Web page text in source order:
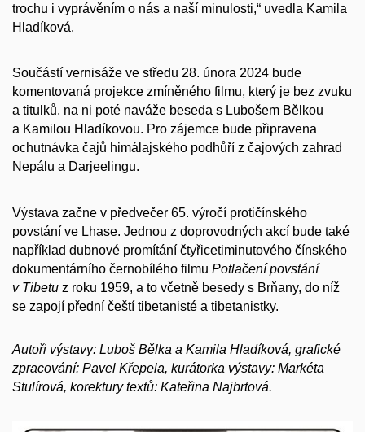
trochu i vyprávěním o nás a naší minulosti,“ uvedla Kamila
Hladíková.
Součástí vernisáže ve středu 28. února 2024 bude
komentovaná projekce zmíněného filmu, který je bez zvuku
a titulků, na ni poté naváže beseda s Lubošem Bělkou
a Kamilou Hladíkovou. Pro zájemce bude připravena
ochutnávka čajů himálajského podhůří z čajových zahrad
Nepálu a Darjeelingu.
Výstava začne v předvečer 65. výročí protičínského
povstání ve Lhase. Jednou z doprovodných akcí bude také
například dubnové promítání čtyřicetiminutového čínského
dokumentárního černobílého filmu Potlačení povstání
v Tibetu z roku 1959, a to včetně besedy s Brňany, do níž
se zapojí přední čeští tibetanisté a tibetanistky.
Autoři výstavy: Luboš Bělka a Kamila Hladíková, grafické
zpracování: Pavel Křepela, kurátorka výstavy: Markéta
Stulírová, korektury textů: Kateřina Najbrtová.